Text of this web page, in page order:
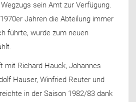
sein Amt zur Verfügung.
Jahren die Abteilung immer
führte, wurde zum neuen
mit Richard Hauck, Johannes
Hauser, Winfried Reuter und
in der Saison 1982/83 dank